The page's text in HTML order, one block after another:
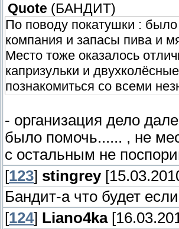
Quote (БАНДИТ)
По поводу покатушки :
компания и запасы пива и
Место тоже оказалось
капризульки и
познакомиться со всеми
- организация дело
было помочь...... , не
с остальным не
[123] stingrey
Бандит-а что будет
[124] Liano4ka